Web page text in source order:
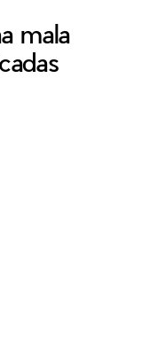
mala